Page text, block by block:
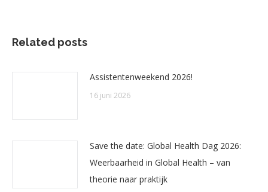
Related posts
Assistentenweekend 2026!
16 juni 2026
Save the date: Global Health Dag 2026:
Weerbaarheid in Global Health – van
theorie naar praktijk